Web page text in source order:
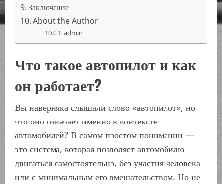
Заключение
About the Author
admin
Что такое автопилот и как
он работает?
Вы наверняка слышали слово «автопилот», но
что оно означает именно в контексте
автомобилей? В самом простом понимании —
это система, которая позволяет автомобилю
двигаться самостоятельно, без участия человека
или с минимальным его вмешательством. Но не